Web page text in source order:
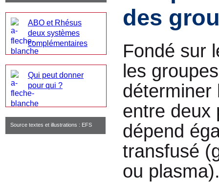
ABO et Rhésus
deux systèmes
complémentaires
Qui peut donner
pour qui ?
Source textes et illustrations : EFS
des
Fondé sur
les
déterminer
entre deux
dépend
transfusé
ou